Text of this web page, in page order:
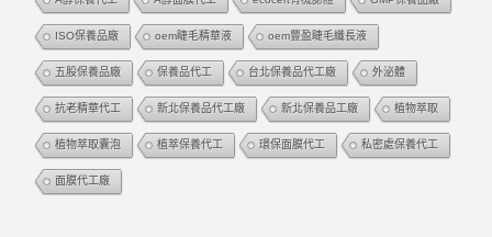
ISO保養品廠 oem睫毛精華液 oem豐盈睫毛纖長液
五股保養品廠 保養品代工 台北保養品代工廠 外泌體
抗老精華代工 新北保養品代工廠 新北保養品工廠 植物萃取
植物萃取囊泡 植萃保養代工 環保面膜代工 私密處保養代工
面膜代工廠